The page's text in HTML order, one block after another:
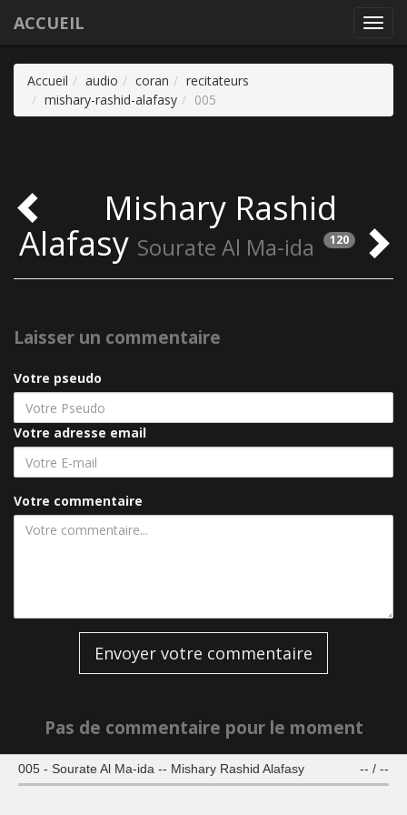
ACCUEIL
005 - Sourate Al Ma-ida -- Mishary Rashid Alafasy -- / --
Accueil audio coran
recitateurs
mishary-rashid-alafasy
005
Mishary Rashid
Alafasy Sourate Al Ma-ida 120
Laisser un commentaire
Votre pseudo
Votre adresse email
Votre commentaire
Envoyer votre commentaire
Pas de commentaire pour le moment